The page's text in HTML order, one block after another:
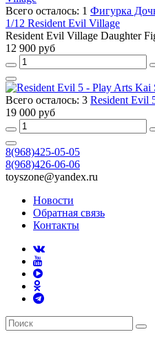
Всего осталось: 1 Фигурка
1/12 Resident Evil Village
Resident Evil Village Daughter
12 900 руб
Всего осталось: 3 Resident Evil
19 000 руб
8(968)425-05-05
8(968)426-06-06
toyszone@yandex.ru
Новости
Обратная связь
Контакты